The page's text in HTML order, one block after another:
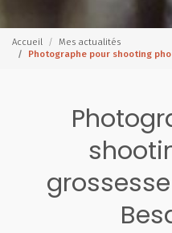
Accueil
Mes actualités
Photographe pour shooting